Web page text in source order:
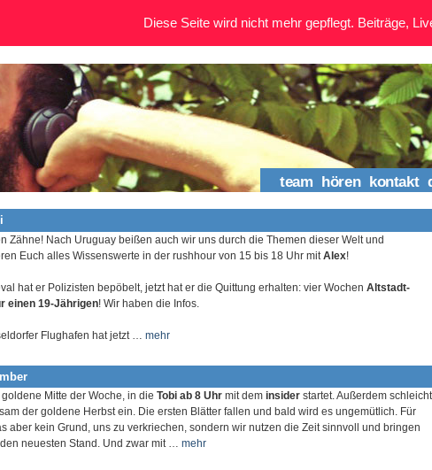
team hören kontakt
Zähne! Nach Uruguay beißen auch wir uns durch die Themen dieser Welt und
Euch alles Wissenswerte in der rushhour von 15 bis 18 Uhr mit Alex!
hat er Polizisten bepöbelt, jetzt hat er die Quittung erhalten: vier Wochen Altstadt-
einen 19-Jährigen! Wir haben die Infos.
Flughafen hat jetzt … mehr
goldene Mitte der Woche, in die Tobi ab 8 Uhr mit dem insider startet. Außerdem schleicht
der goldene Herbst ein. Die ersten Blätter fallen und bald wird es ungemütlich. Für
aber kein Grund, uns zu verkriechen, sondern wir nutzen die Zeit sinnvoll und bringen
neuesten Stand. Und zwar mit … mehr
Diese Seite wird nicht mehr gepflegt. Beiträge,